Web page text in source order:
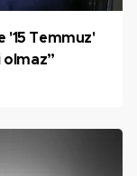
'15 Temmuz'
olmaz”